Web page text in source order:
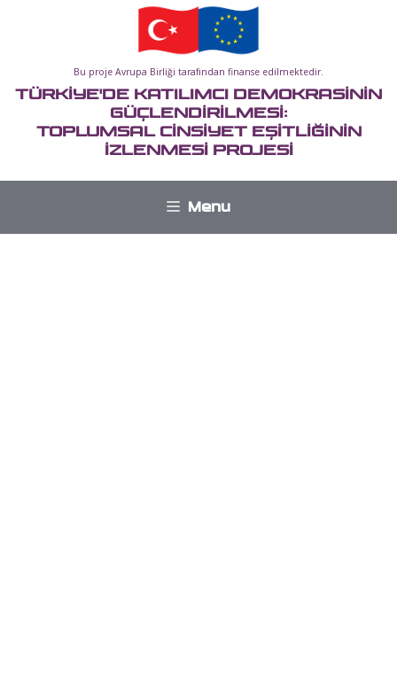
Bu proje Avrupa Birliği tarafından finanse edilmektedir.
TÜRKİYE'DE KATILIMCI DEMOKRASİNİN
GÜÇLENDİRİLMESİ:
TOPLUMSAL CİNSİYET EŞİTLİĞİNİN
İZLENMESİ PROJESİ
Menu